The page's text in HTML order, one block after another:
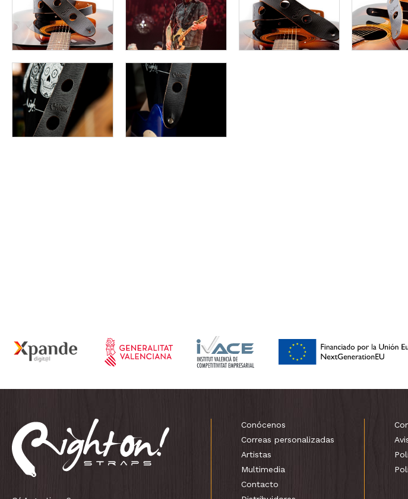
Conócenos
Correas personalizadas
Artistas
Multimedia
Contacto